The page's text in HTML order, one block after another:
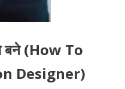
बने (How To
Designer)